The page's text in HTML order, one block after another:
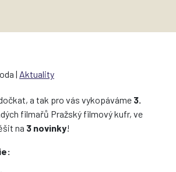
| Aktuality
a tak pro vás vykopáváme 3.
filmařů Pražský filmový kufr, ve
na 3 novinky!